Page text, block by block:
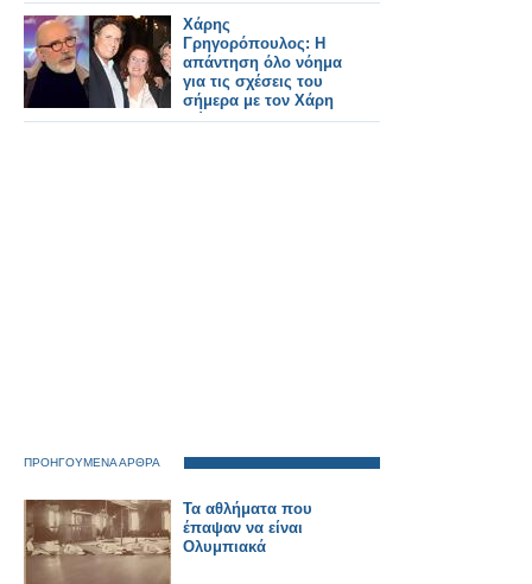
Χάρης
Γρηγορόπουλος: Η
απάντηση όλο νόημα
για τις σχέσεις του
σήμερα με τον Χάρη
Ρώμα
ΠΡΟΗΓΟΥΜΕΝΑ ΑΡΘΡΑ
Τα αθλήματα που
έπαψαν να είναι
Ολυμπιακά